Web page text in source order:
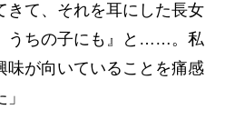
きて、それを耳にした長女
うちの子にも』と……。私
味が向いていることを痛感